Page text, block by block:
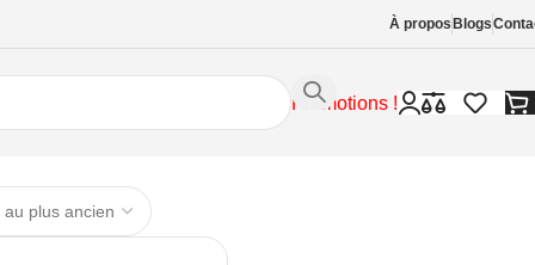
À propos Blogs
Promotions !